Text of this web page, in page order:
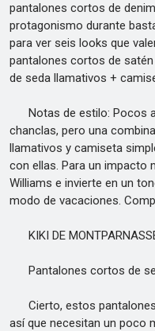
pantalones cortos de
protagonismo durante
para ver seis looks que
pantalones cortos de
de seda llamativos +
Notas de estilo: Pocos
chanclas, pero una
llamativos y camiseta
con ellas. Para un impacto
Williams e invierte en un
modo de vacaciones.
KIKI DE
Pantalones cortos de
Cierto, estos pantalones
así que necesitan un poco